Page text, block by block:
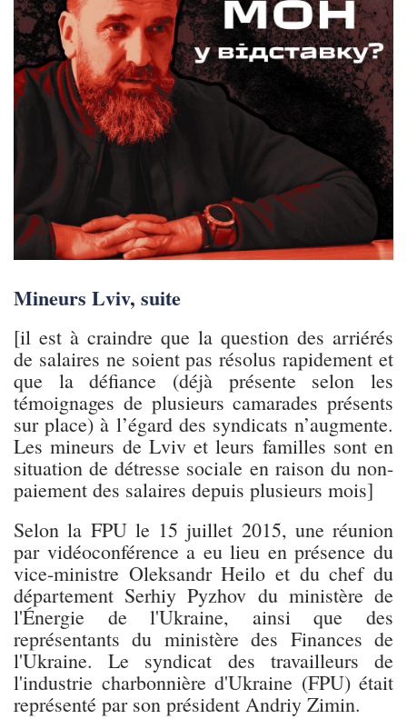
Mineurs Lviv, suite
[il est à craindre que la question des arriérés
de salaires ne soient pas résolus rapidement et
que la défiance (déjà présente selon les
témoignages de plusieurs camarades présents
sur place) à l’égard des syndicats n’augmente.
Les mineurs de Lviv et leurs familles sont en
situation de détresse sociale en raison du non-
paiement des salaires depuis plusieurs mois]
Selon la FPU le 15 juillet 2015, une réunion
par vidéoconférence a eu lieu en présence du
vice-ministre Oleksandr Heilo et du chef du
département Serhiy Pyzhov du ministère de
l'Énergie de l'Ukraine, ainsi que des
représentants du ministère des Finances de
l'Ukraine. Le syndicat des travailleurs de
l'industrie charbonnière d'Ukraine (FPU) était
représenté par son président Andriy Zimin.